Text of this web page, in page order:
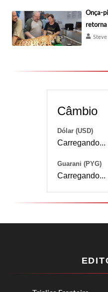
Onça-
Steve
Câmbio
Dólar (USD)
Carregando...
Guarani (PYG)
Carregando...